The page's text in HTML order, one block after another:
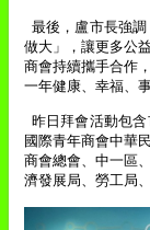
最後，盧市長強
做大」，讓更多公
商會持續攜手合作
一年健康、幸福、
昨日拜會活動包
國際青年商會中華
商會總會、中一區
濟發展局、勞工局